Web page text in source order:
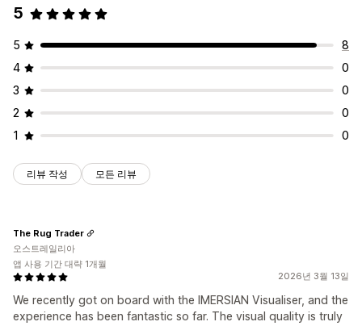
5
5
8
4
0
3
0
2
0
1
0
리뷰 작성 모든 리뷰
2026년 3월 13일
We recently got on board with the IMERSIAN Visualiser, and the
experience has been fantastic so far. The visual quality is truly
The Rug Trader
오스트레일리아
앱 사용 기간 대략 1개월